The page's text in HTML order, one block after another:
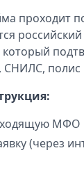
проходит
СНИЛС,
МФО
(через